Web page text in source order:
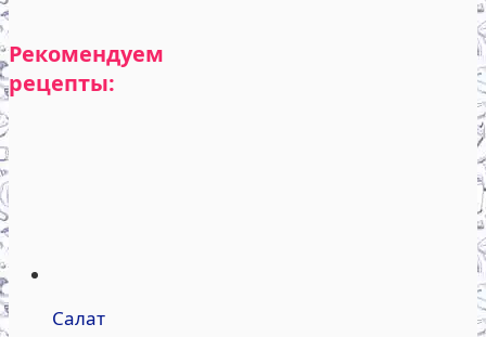
Рекомендуем
рецепты:
Салат